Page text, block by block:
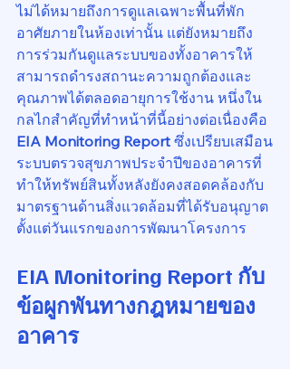
ไม่ได้หมายถึงการดูแลเฉพาะพื้นที่พัก
อาศัยภายในห้องเท่านั้น แต่ยังหมายถึง
การร่วมกันดูแลระบบของทั้งอาคารให้
สามารถดำรงสถานะความถูกต้องและ
คุณภาพได้ตลอดอายุการใช้งาน หนึ่งใน
กลไกสำคัญที่ทำหน้าที่นี้อย่างต่อเนื่องคือ
EIA Monitoring Report ซึ่งเปรียบเสมือน
ระบบตรวจสุขภาพประจำปีของอาคารที่
ทำให้ทรัพย์สินทั้งหลังยังคงสอดคล้องกับ
มาตรฐานด้านสิ่งแวดล้อมที่ได้รับอนุญาต
ตั้งแต่วันแรกของการพัฒนาโครงการ
EIA Monitoring Report กับ
ข้อผูกพันทางกฎหมายของ
อาคาร